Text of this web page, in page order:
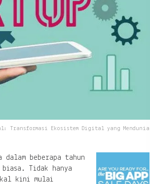
Transformasi Ekosistem Digital yang Mendunia
dalam beberapa tahun
Tidak hanya
kini mulai